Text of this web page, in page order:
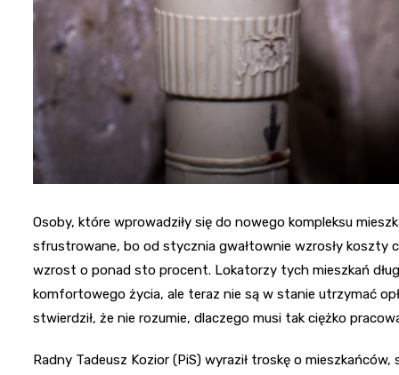
Osoby, które wprowadziły się do nowego kompleksu
sfrustrowane, bo od stycznia gwałtownie wzrosły koszty
wzrost o ponad sto procent. Lokatorzy tych mieszkań
komfortowego życia, ale teraz nie są w stanie utrzymać
stwierdził, że nie rozumie, dlaczego musi tak ciężko
Radny Tadeusz Kozior (PiS) wyraził troskę o